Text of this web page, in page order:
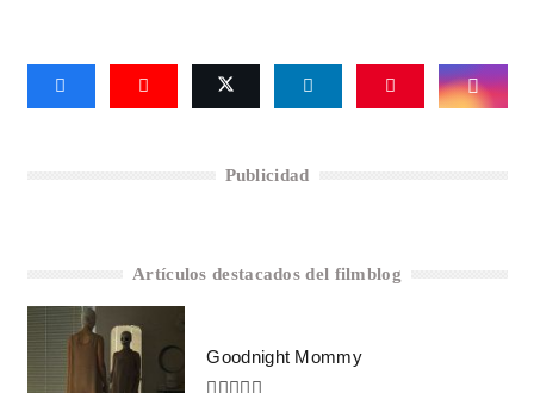
Publicidad
Artículos destacados del filmblog
Goodnight Mommy